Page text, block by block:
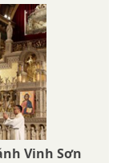
Vinh Sơn